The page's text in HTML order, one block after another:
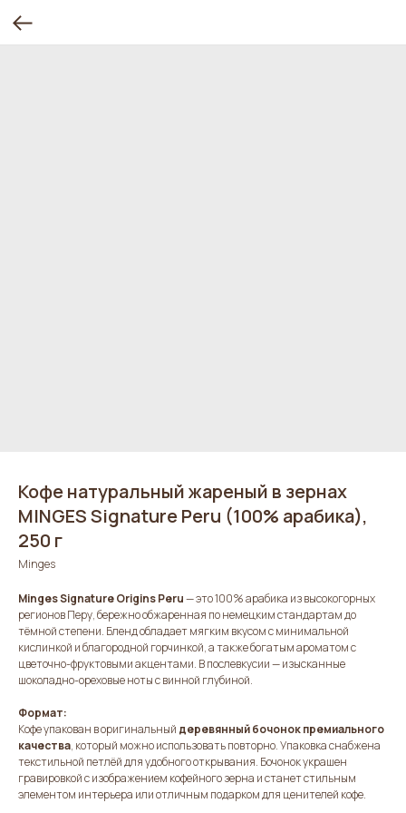
Кофе натуральный жареный в зернах
MINGES Signature Peru (100% арабика),
250 г
Minges
Minges Signature Origins Peru— это 100% арабика из высокогорных
регионов Перу, бережно обжаренная по немецким стандартам до
тёмной степени. Бленд обладает мягким вкусом с минимальной
кислинкой и благородной горчинкой, а также богатым ароматом с
цветочно-фруктовыми акцентами. В послевкусии — изысканные
шоколадно-ореховые ноты с винной глубиной.
Формат:
Кофе упакован в оригинальный деревянный бочонок премиального
качества, который можно использовать повторно. Упаковка снабжена
текстильной петлёй для удобного открывания. Бочонок украшен
гравировкой с изображением кофейного зерна и станет стильным
элементом интерьера или отличным подарком для ценителей кофе.